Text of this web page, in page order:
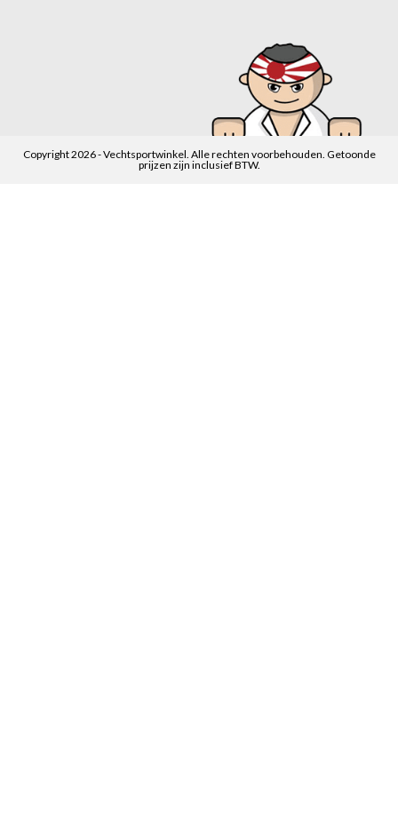
Copyright 2026 - Vechtsportwinkel. Alle rechten voorbehouden. Getoonde
prijzen zijn inclusief BTW.